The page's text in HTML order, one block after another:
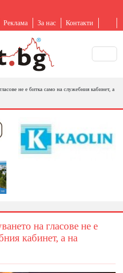
Реклама За нас Контакти
не е битка само на служебния кабинет, а
на гласове не е
кабинет, а на